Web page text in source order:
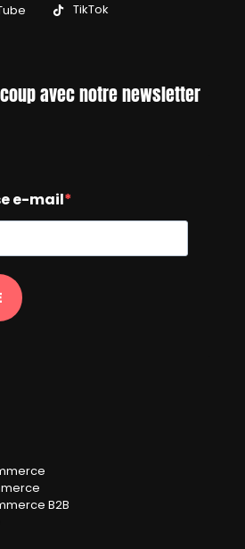
TikTok
avec notre newsletter
e-mail
B2B